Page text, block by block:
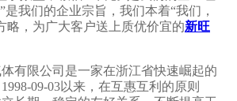
是我们的企业宗旨，我们本着“我们，
略，为广大客户送上质优价宜的新旺
有限公司是一家在浙江省快速崛起的
09-03以来，在互惠互利的原则